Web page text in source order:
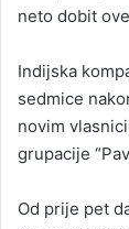
neto dobit
Indijska
sedmice
novim
grupacije
Od prije pet